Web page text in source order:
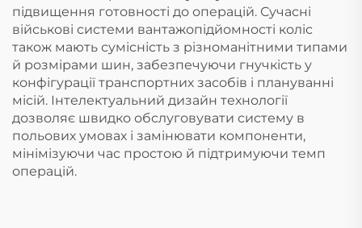
підвищення готовності до операцій. Сучасні
військові системи вантажопідйомності коліс
також мають сумісність з різноманітними типами
й розмірами шин, забезпечуючи гнучкість у
конфігурації транспортних засобів і плануванні
місій. Інтелектуальний дизайн технології
дозволяє швидко обслуговувати систему в
польових умовах і замінювати компоненти,
мінімізуючи час простою й підтримуючи темп
операцій.